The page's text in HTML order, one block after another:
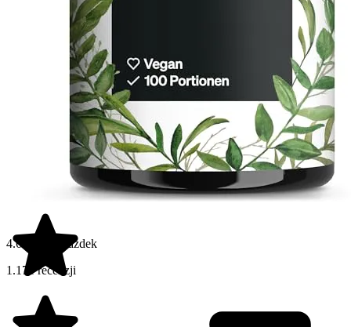
4.6 na 5 gwiazdek
1.171 recenzji